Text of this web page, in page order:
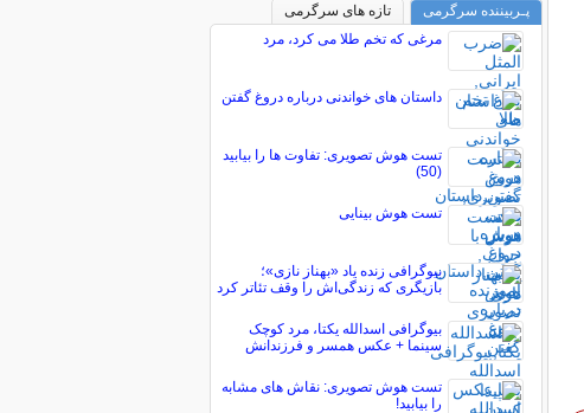
پـربیننده سرگرمی
تازه های سرگرمی
مرغی که تخم طلا می کرد، مرد
داستان های خواندنی درباره دروغ گفتن
تست هوش تصویری: تفاوت ها را بیابید
(50)
تست هوش بینایی
بیوگرافی زنده یاد «بهناز نازی»؛
بازیگری که زندگی‌اش را وقف تئاتر کرد
بیوگرافی اسدالله یکتا، مرد کوچک
سینما + عکس همسر و فرزندانش
تست هوش تصویری: نقاش های مشابه
را بیابید!